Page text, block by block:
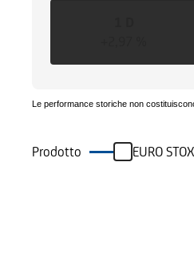
Le performance storiche non
Prodotto EURO